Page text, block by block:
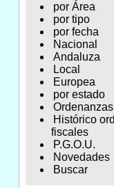
por Área
por tipo
por fecha
Nacional
Andaluza
Local
Europea
por estado
Histórico
fiscales
P.G.O.U.
Novedades
Buscar